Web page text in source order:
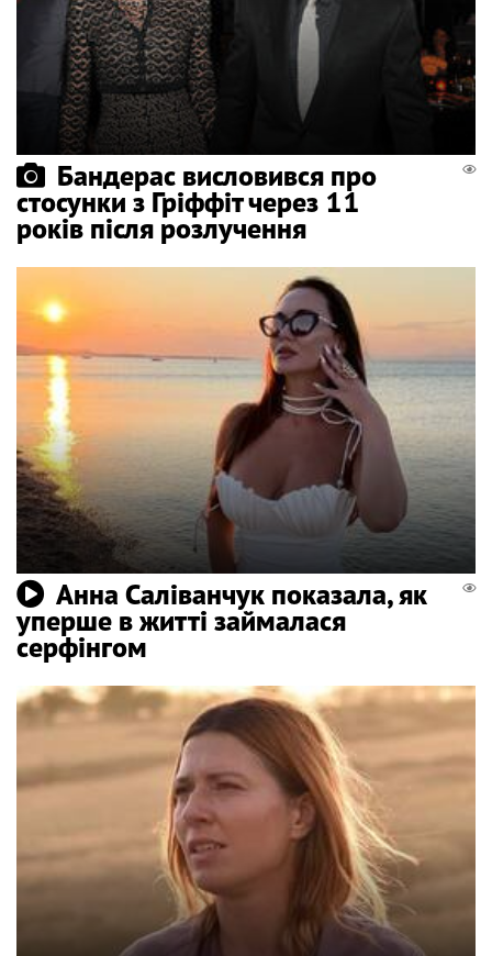
Бандерас висловився про
стосунки з Гріффіт через 11
років після розлучення
Анна Саліванчук показала, як
уперше в житті займалася
серфінгом